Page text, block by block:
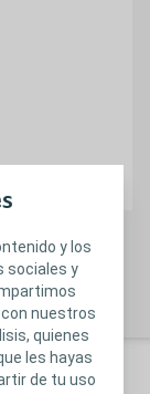
y los
sociales y
nuestros
quienes
les hayas
de tu uso
la